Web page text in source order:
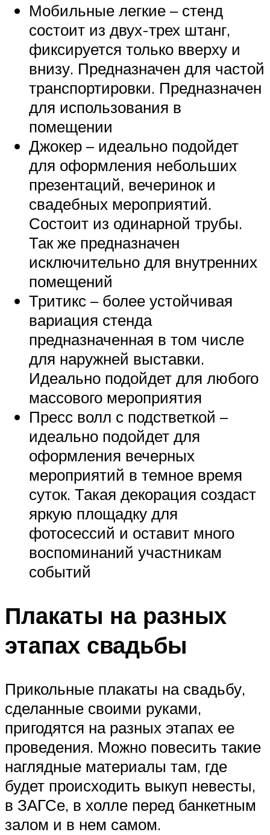
Мобильные легкие – стенд
состоит из двух-трех штанг,
фиксируется только вверху и
внизу. Предназначен для частой
транспортировки. Предназначен
для использования в
помещении
Джокер – идеально подойдет
для оформления небольших
презентаций, вечеринок и
свадебных мероприятий.
Состоит из одинарной трубы.
Так же предназначен
исключительно для внутренних
помещений
Тритикс – более устойчивая
вариация стенда
предназначенная в том числе
для наружней выставки.
Идеально подойдет для любого
массового мероприятия
Пресс волл с подстветкой –
идеально подойдет для
оформления вечерных
мероприятий в темное время
суток. Такая декорация создаст
яркую площадку для
фотосессий и оставит много
воспоминаний участникам
событий
Плакаты на разных
этапах свадьбы
Прикольные плакаты на свадьбу,
сделанные своими руками,
пригодятся на разных этапах ее
проведения. Можно повесить такие
наглядные материалы там, где
будет происходить выкуп невесты,
в ЗАГСе, в холле перед банкетным
залом и в нем самом.